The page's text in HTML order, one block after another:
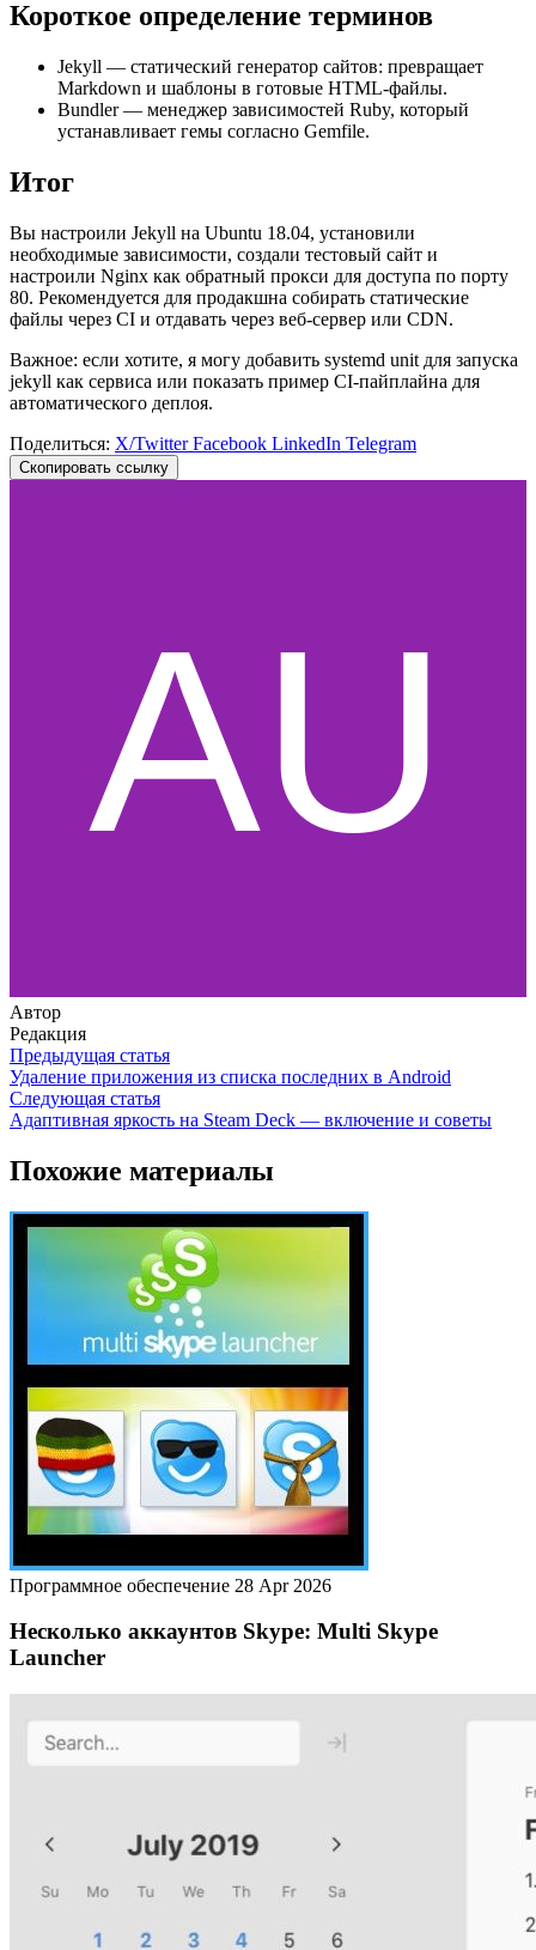
Короткое определение терминов
Jekyll — статический генератор сайтов: превращает
Markdown и шаблоны в готовые HTML-файлы.
Bundler — менеджер зависимостей Ruby, который
устанавливает гемы согласно Gemfile.
Итог
Вы настроили Jekyll на Ubuntu 18.04, установили
необходимые зависимости, создали тестовый сайт и
настроили Nginx как обратный прокси для доступа по порту
80. Рекомендуется для продакшна собирать статические
файлы через CI и отдавать через веб-сервер или CDN.
Важное: если хотите, я могу добавить systemd unit для запуска
jekyll как сервиса или показать пример CI-пайплайна для
автоматического деплоя.
Поделиться: X/TwitterFacebook LinkedIn Telegram
Скопировать ссылку
Автор
Редакция
Предыдущая статья
Удаление приложения из списка последних в Android
Следующая статья
Адаптивная яркость на Steam Deck — включение и советы
Похожие материалы
Программное обеспечение 28 Apr 2026
Несколько аккаунтов Skype: Multi Skype
Launcher